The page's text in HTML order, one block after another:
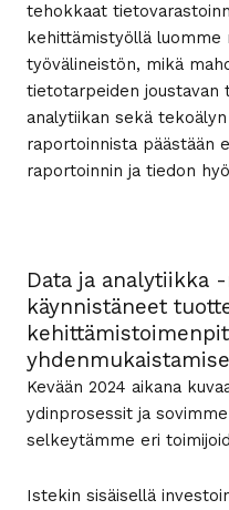
tehokkaat
kehittämistyöllä
työvälineistön, mikä
tietotarpeiden joustavan
analytiikan sekä
raportoinnista päästään
raportoinnin ja tiedon
Data ja analytiikka
käynnistäneet
Kevään 2024 aikana
ydinprosessit ja
selkeytämme eri
Istekin sisäisellä